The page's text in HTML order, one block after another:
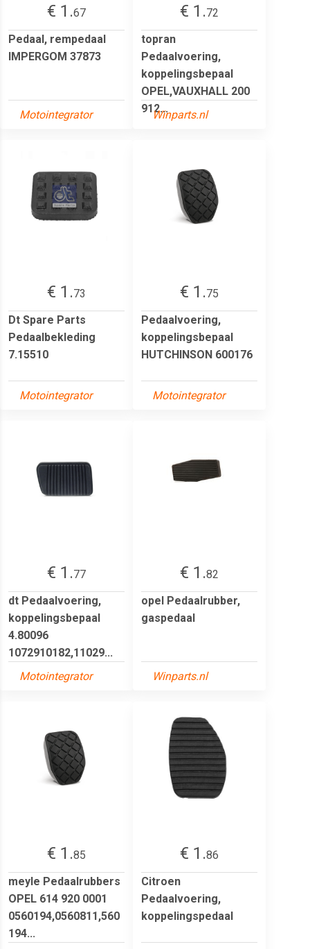
€ 1.67
Pedaal, rempedaal
IMPERGOM 37873
Motointegrator
€ 1.72
topran
Pedaalvoering,
koppelingsbepaal
OPEL,VAUXHALL 200
912...Winparts.nl
€ 1.73
Dt Spare Parts
Pedaalbekleding
7.15510
Motointegrator
€ 1.75
Pedaalvoering,
koppelingsbepaal
HUTCHINSON 600176
Motointegrator
€ 1.77
dt Pedaalvoering,
koppelingsbepaal
4.80096
1072910182,11029...
Motointegrator
€ 1.82
opel Pedaalrubber,
gaspedaal
Winparts.nl
€ 1.85
meyle Pedaalrubbers
OPEL 614 920 0001
0560194,0560811,560
194...
€ 1.86
Citroen
Pedaalvoering,
koppelingspedaal